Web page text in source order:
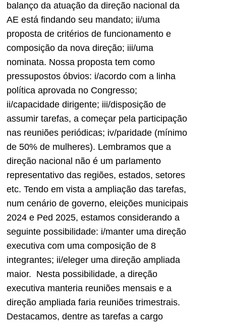
balanço da atuação da direção nacional da
AE está findando seu mandato; ii/uma
proposta de critérios de funcionamento e
composição da nova direção; iii/uma
nominata. Nossa proposta tem como
pressupostos óbvios: i/acordo com a linha
política aprovada no Congresso;
ii/capacidade dirigente; iii/disposição de
assumir tarefas, a começar pela participação
nas reuniões periódicas; iv/paridade (mínimo
de 50% de mulheres). Lembramos que a
direção nacional não é um parlamento
representativo das regiões, estados, setores
etc. Tendo em vista a ampliação das tarefas,
num cenário de governo, eleições municipais
2024 e Ped 2025, estamos considerando a
seguinte possibilidade: i/manter uma direção
executiva com uma composição de 8
integrantes; ii/eleger uma direção ampliada
maior. Nesta possibilidade, a direção
executiva manteria reuniões mensais e a
direção ampliada faria reuniões trimestrais.
Destacamos, dentre as tarefas a cargo